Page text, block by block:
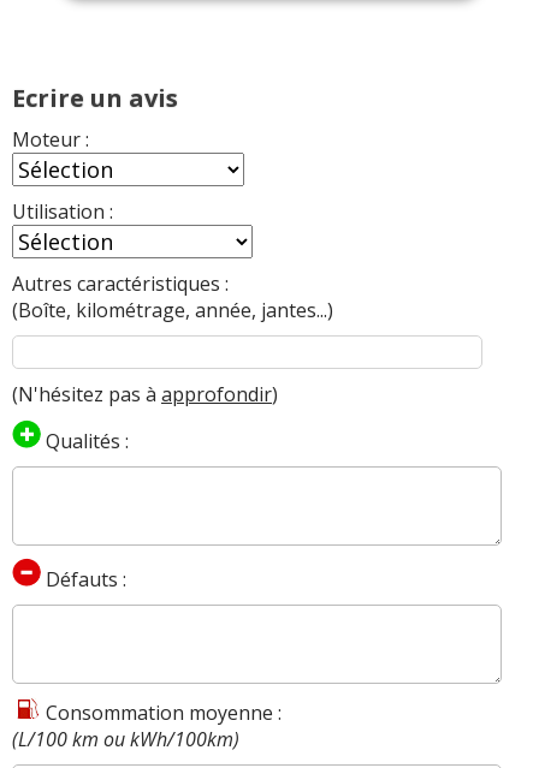
Ecrire un avis
Moteur :
Utilisation :
Autres caractéristiques :
(Boîte, kilométrage, année, jantes...)
(N'hésitez pas à approfondir)
Qualités :
Défauts :
Consommation moyenne :
(L/100 km ou kWh/100km)